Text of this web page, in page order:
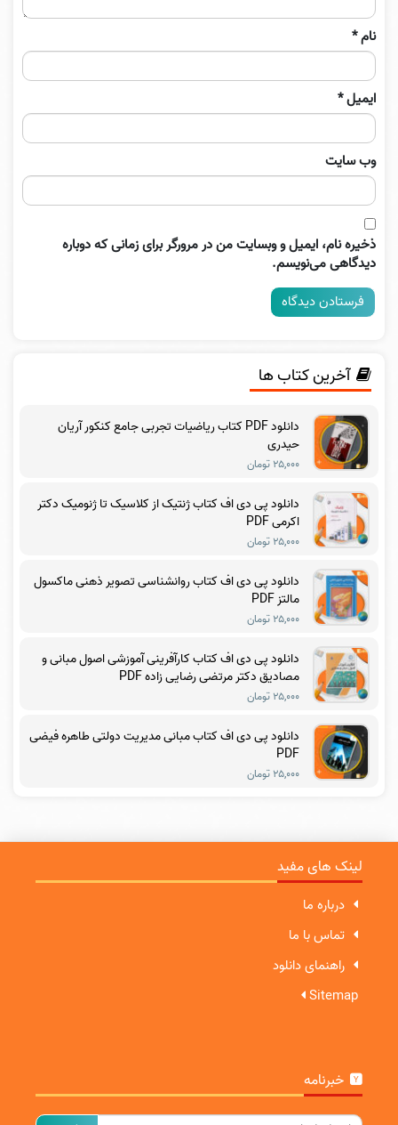
نام*
ایمیل*
وب‌ سایت
ذخیره نام، ایمیل و وبسایت من در مرورگر برای زمانی که دوباره
دیدگاهی می‌نویسم.
آخرین کتاب ها
دانلود PDF کتاب ریاضیات تجربی جامع کنکور آریان
حیدری
۲۵,۰۰۰ تومان
دانلود پی دی اف کتاب ژنتیک از کلاسیک تا ژنومیک دکتر
اکرمی PDF
۲۵,۰۰۰ تومان
دانلود پی دی اف کتاب روانشناسی تصویر ذهنی ماکسول
مالتز PDF
۲۵,۰۰۰ تومان
دانلود پی دی اف کتاب کارآفرینی آموزشی اصول مبانی و
مصادیق دکتر مرتضی رضایی زاده PDF
۲۵,۰۰۰ تومان
دانلود پی دی اف کتاب مبانی مدیریت دولتی طاهره فیضی
PDF
۲۵,۰۰۰ تومان
لینک های مفید
درباره ما
تماس با ما
راهنمای دانلود
Sitemap
خبرنامه